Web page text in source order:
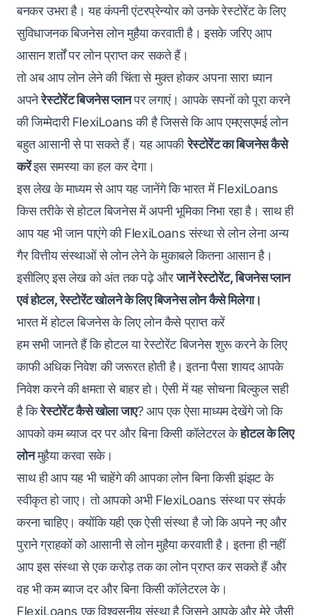
बनकर उभरा है। यह कंपनी एंटरप्रेन्योर को उनके रेस्टोरेंट के लिए
सुविधाजनकबिजनेस लोनमुहैया करवाती है। इसके जरिए आप
आसान शर्तों पर लोन प्राप्त कर सकते हैं।
तो अब आप लोन लेने की चिंता से मुक्त होकर अपना सारा ध्यान
अपनेरेस्टोरेंट बिजनेस प्लानपर लगाएं। आपके सपनों को पूरा करने
की जिम्मेदारी FlexiLoans की है जिससे कि आप एमएसएमई लोन
बहुत आसानी से पा सकते हैं। यह आपकीरेस्टोरेंट का बिजनेस कैसे
करेंइस समस्या का हल कर देगा।
इस लेख के माध्यम से आप यह जानेंगे कि भारत में FlexiLoans
किस तरीके से होटल बिजनेस में अपनी भूमिका निभा रहा है। साथ ही
आप यह भी जान पाएंगे की FlexiLoans संस्था से लोन लेना अन्य
गैर वित्तीय संस्थाओं से लोन लेने के मुकाबले कितना आसान है।
इसीलिए इस लेख को अंत तक पढ़े औरजानें रेस्टोरेंट, बिजनेस प्लान
एवं होटल, रेस्टोरेंट खोलने के लिए बिजनेस लोन कैसे मिलेगा।
भारत में होटल बिजनेस के लिए लोन कैसे प्राप्त करें
हम सभी जानते हैं कि होटल या रेस्टोरेंट बिजनेस शुरू करने के लिए
काफी अधिक निवेश की जरूरत होती है। इतना पैसा शायद आपके
निवेश करने की क्षमता से बाहर हो। ऐसी में यह सोचना बिल्कुल सही
है किरेस्टोरेंट कैसे खोला जाए? आप एक ऐसा माध्यम देखेंगे जो कि
आपको कम ब्याज दर पर और बिना किसी कॉलेटरल केहोटल के लिए
लोनमुहैया करवा सके।
साथ ही आप यह भी चाहेंगे की आपका लोन बिना किसी झंझट के
स्वीकृत हो जाए‌। तो आपको अभी FlexiLoans संस्था पर संपर्क
करना चाहिए। क्योंकि यही एक ऐसी संस्था है जो कि अपने नए और
पुराने ग्राहकों को आसानी से लोन मुहैया करवाती है। इतना ही नहीं
आप इस संस्था से एक करोड़ तक का लोन प्राप्त कर सकते हैं और
वह भी कम ब्याज दर और बिना किसी कॉलेटरल के।
FlexiLoans एक विश्वसनीय संस्था है जिसने आपके और मेरे जैसी